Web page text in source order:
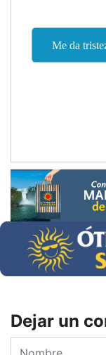
Dejar un